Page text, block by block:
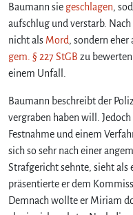
Baumann sie geschlagen,
aufschlug und verstarb.
nicht als Mord, sondern eher
gem. § 227 StGB zu
einem Unfall.
Baumann beschreibt der
vergraben haben will.
Festnahme und einem
sich so sehr nach einer
Strafgericht sehnte, sieht als
präsentierte er dem
Demnach wollte er Miriam